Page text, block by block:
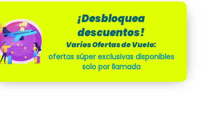
¡Desbloquea
descuentos!
Varios Ofertas de Vuelo:
ofertas súper exclusivas disponibles
solo por llamada